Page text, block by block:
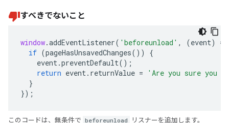
すべきでないこと
window.addEventListener( 'beforeunload' , (event)
=>
if (pageHasUnsavedChanges())
{
event.preventDefault();
return event. returnValue =
'Are you sure you
}
});
このコードは、無条件で beforeunload リスナーを追加します。